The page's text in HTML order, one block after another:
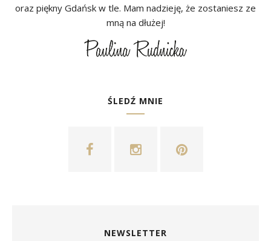
oraz piękny Gdańsk w tle. Mam nadzieję, że zostaniesz ze
mną na dłużej!
ŚLEDŹ MNIE
NEWSLETTER